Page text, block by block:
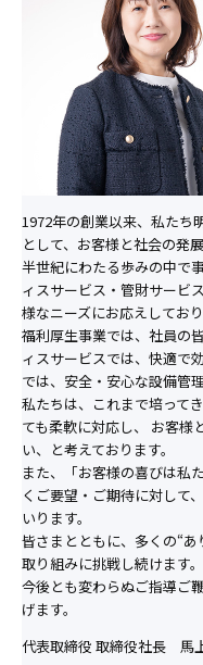
1972年の創業以来、私たち
として、お客様と社会の発
半世紀にわたる歩みの中で
ィスサービス・管財サービ
様なニーズにお応えしており
福利厚生事業では、社員の
ィスサービスでは、快適で
では、安全・安心な設備管
私たちは、これまで培って
ても柔軟に対応し、 お客様
い、と考えております。
また、「お客様の喜びは私
くご要望・ご期待に対して
いります。
皆さまとともに、多くの“
取り組みに挑戦し続けます。
今後とも変わらぬご指導ご
げます。
代表取締役 取締役社長 馬